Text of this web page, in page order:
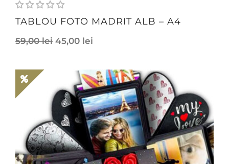
TABLOU FOTO MADRIT ALB – A4
59,00lei 45,00 lei